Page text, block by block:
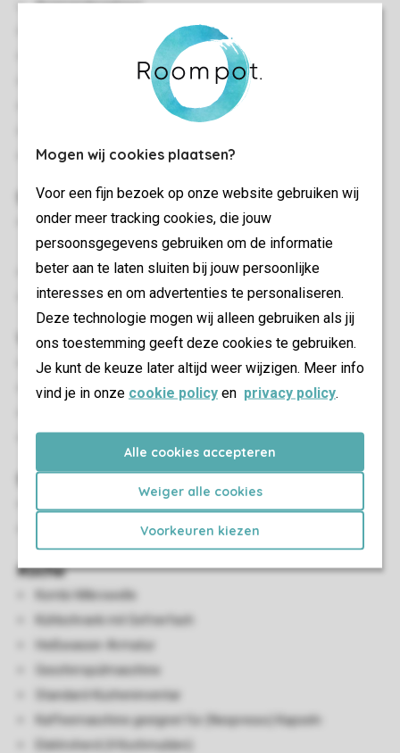
Mogen wij cookies plaatsen?
Voor een fijn bezoek op onze website gebruiken wij
onder meer tracking cookies, die jouw
persoonsgegevens gebruiken om de informatie
beter aan te laten sluiten bij jouw persoonlijke
interesses en om advertenties te personaliseren.
Deze technologie mogen wij alleen gebruiken als jij
ons toestemming geeft deze cookies te gebruiken.
Je kunt de keuze later altijd weer wijzigen. Meer info
vind je in onze cookie policy en privacy policy.
Alle cookies accepteren
Weiger alle cookies
Voorkeuren kiezen
Aneinandergebaut
Auf einer Etage gelegen
Geeignet für 4 Personen
In einigen Unterkünften sind Hunde gestattet
Schlafzimmer
Zwei Schlafzimmer mit jeweils zwei Boxspring-
Einzelbetten
Betten mit Bettdecke und Kopfkissen
Betten in Überlänge (210 cm)
Wohn-/Esszimmer
Sitzecke
Essecke
Smart-TV
Sanitär
Küche
Kombi-Mikrowelle
Kühlschrank mit Gefrierfach
Heißwasser-Armatur
Geschirrspülmaschine
Standard-Kücheninventar
Kaffeemaschine geeignet für (Nespresso) Kapseln
Elektroherd (4 Kochmulden)